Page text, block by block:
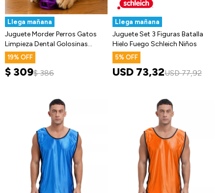
Llega mañana
Juguete Morder Perros Gatos
Limpieza Dental Golosinas
Premio
19
$ 309$ 386
Llega mañana
Juguete Set 3 Figuras Batalla
Hielo Fuego Schleich Niños
5
USD 73,32USD 77,92